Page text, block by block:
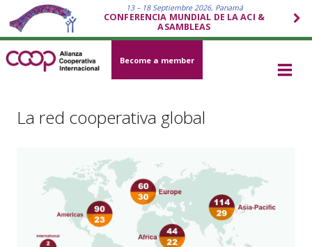
13 – 18 Septiembre 2026, Panamá
CONFERENCIA MUNDIAL DE LA ACI &
ASAMBLEAS
Become a member
La red cooperativa global